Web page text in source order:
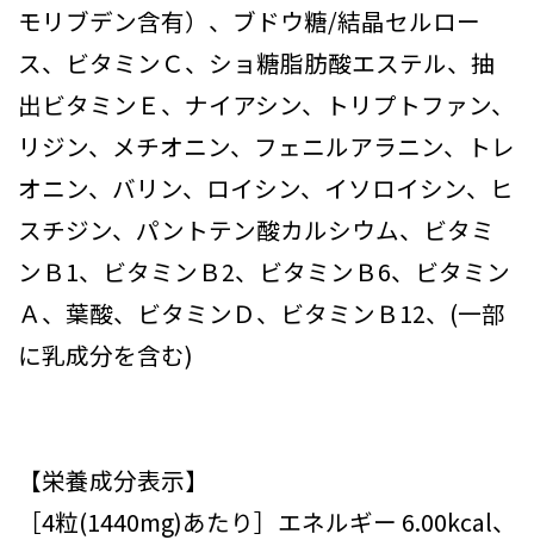
モリブデン含有）、ブドウ糖/結晶セルロー
ス、ビタミンＣ、ショ糖脂肪酸エステル、抽
出ビタミンＥ、ナイアシン、トリプトファン、
リジン、メチオニン、フェニルアラニン、トレ
オニン、バリン、ロイシン、イソロイシン、ヒ
スチジン、パントテン酸カルシウム、ビタミ
ンＢ1、ビタミンＢ2、ビタミンＢ6、ビタミン
Ａ、葉酸、ビタミンＤ、ビタミンＢ12、(一部
に乳成分を含む)
【栄養成分表示】
［4粒(1440mg)あたり］エネルギー 6.00kcal、